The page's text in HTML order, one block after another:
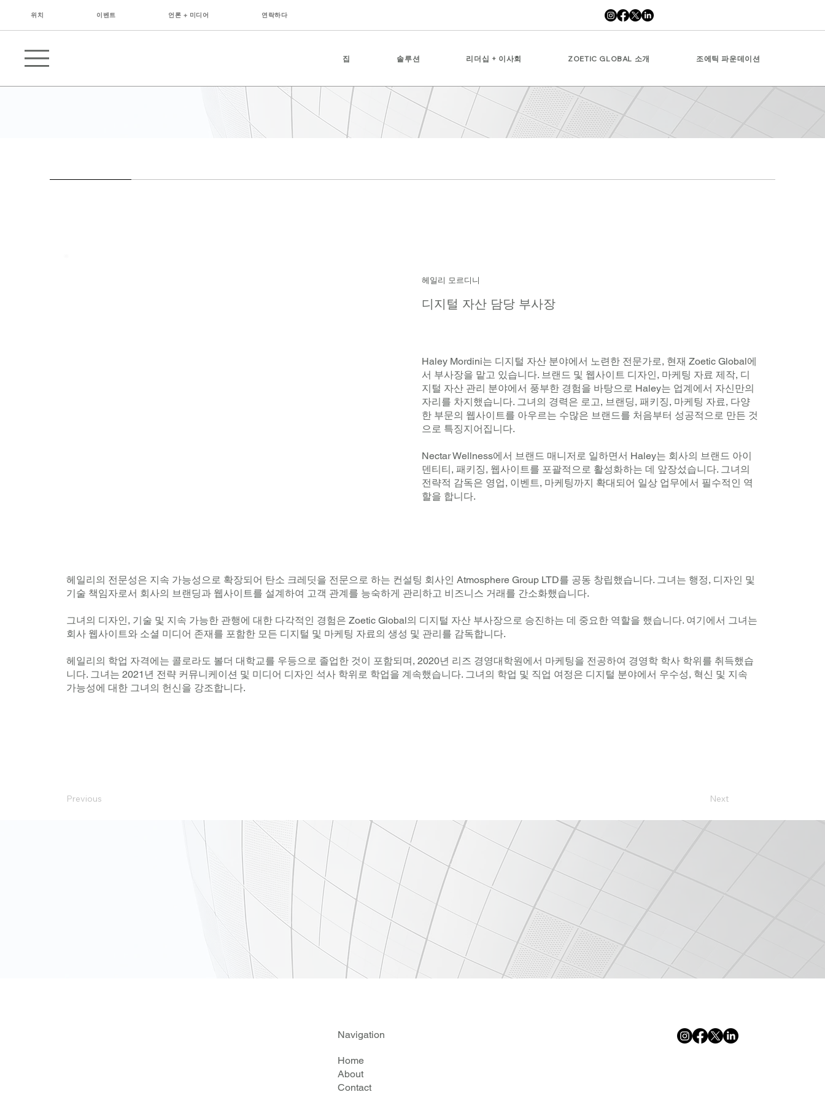
위치 이벤트 언론 + 미디어 연락하다
집 솔루션 리더십 + 이사회 ZOETIC GLOBAL 소개 조에틱 파운데이션
헤일리 모르디니
디지털 자산 담당 부사장
Haley Mordini는 디지털 자산 분야에서 노련한 전문가로, 현재 Zoetic Global에
서 부사장을 맡고 있습니다. 브랜드 및 웹사이트 디자인, 마케팅 자료 제작, 디
지털 자산 관리 분야에서 풍부한 경험을 바탕으로 Haley는 업계에서 자신만의
자리를 차지했습니다. 그녀의 경력은 로고, 브랜딩, 패키징, 마케팅 자료, 다양
한 부문의 웹사이트를 아우르는 수많은 브랜드를 처음부터 성공적으로 만든 것
으로 특징지어집니다.
Nectar Wellness에서 브랜드 매니저로 일하면서 Haley는 회사의 브랜드 아이
덴티티, 패키징, 웹사이트를 포괄적으로 활성화하는 데 앞장섰습니다. 그녀의
전략적 감독은 영업, 이벤트, 마케팅까지 확대되어 일상 업무에서 필수적인 역
할을 합니다.
헤일리의 전문성은 지속 가능성으로 확장되어 탄소 크레딧을 전문으로 하는 컨설팅 회사인 Atmosphere Group LTD를 공동 창립했습니다. 그녀는 행정, 디자인 및
기술 책임자로서 회사의 브랜딩과 웹사이트를 설계하여 고객 관계를 능숙하게 관리하고 비즈니스 거래를 간소화했습니다.
그녀의 디자인, 기술 및 지속 가능한 관행에 대한 다각적인 경험은 Zoetic Global의 디지털 자산 부사장으로 승진하는 데 중요한 역할을 했습니다. 여기에서 그녀는
회사 웹사이트와 소셜 미디어 존재를 포함한 모든 디지털 및 마케팅 자료의 생성 및 관리를 감독합니다.
헤일리의 학업 자격에는 콜로라도 볼더 대학교를 우등으로 졸업한 것이 포함되며, 2020년 리즈 경영대학원에서 마케팅을 전공하여 경영학 학사 학위를 취득했습
니다. 그녀는 2021년 전략 커뮤니케이션 및 미디어 디자인 석사 학위로 학업을 계속했습니다. 그녀의 학업 및 직업 여정은 디지털 분야에서 우수성, 혁신 및 지속
가능성에 대한 그녀의 헌신을 강조합니다.
Next
Previous
Navigation
Home
About
Contact